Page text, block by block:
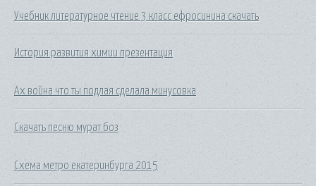
Учебник литературное чтение 3 класс ефросинина скачать
История развития химии презентация
Ах война что ты подлая сделала минусовка
Скачать песню мурат боз
Схема метро екатеринбурга 2015